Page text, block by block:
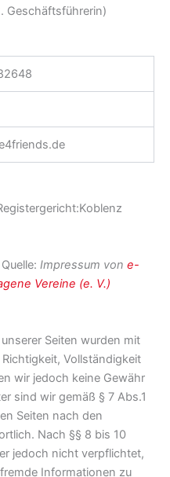
Geschäftsführerin)
Impressum von e-
Vereine (e. V.)
Seiten wurden mit
Vollständigkeit
wir jedoch keine Gewähr
sind wir gemäß § 7 Abs.1
Seiten nach den
Nach §§ 8 bis 10
jedoch nicht verpflichtet,
Informationen zu